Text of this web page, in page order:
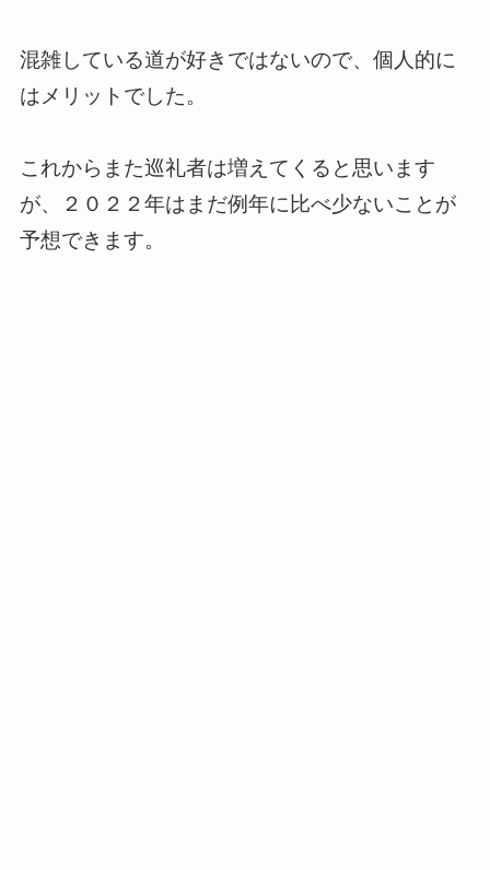
混雑している道が好きではないので、個人的に
はメリットでした。
これからまた巡礼者は増えてくると思います
が、２０２２年はまだ例年に比べ少ないことが
予想できます。